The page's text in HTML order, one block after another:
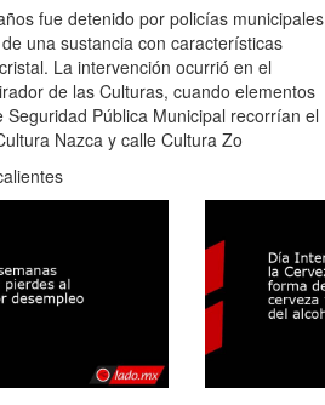
fue detenido por policías municipales
una sustancia con características
La intervención ocurrió en el
de las Culturas, cuando elementos
Pública Municipal recorrían el
Nazca y calle Cultura Zo